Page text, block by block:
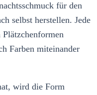
für den
selbst herstellen. Jede
Farben miteinander
wird die Form